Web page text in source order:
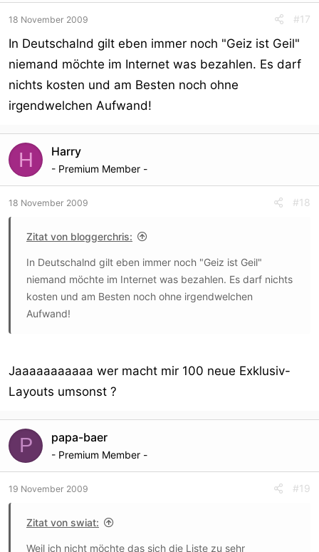
18 November 2009 #17
In Deutschalnd gilt eben immer noch "Geiz ist Geil"
niemand möchte im Internet was bezahlen. Es darf
nichts kosten und am Besten noch ohne
irgendwelchen Aufwand!
H Harry
- Premium Member -
18 November 2009 #18
Zitat von bloggerchris:
In Deutschalnd gilt eben immer noch "Geiz ist Geil"
niemand möchte im Internet was bezahlen. Es darf nichts
kosten und am Besten noch ohne irgendwelchen
Aufwand!
Jaaaaaaaaaaa wer macht mir 100 neue Exklusiv-
Layouts umsonst ?
P papa-baer
- Premium Member -
19 November 2009 #19
Zitat von swiat:
Weil ich nicht möchte das sich die Liste zu sehr